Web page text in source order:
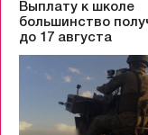
Выплату к школе
большинство
до 17 августа